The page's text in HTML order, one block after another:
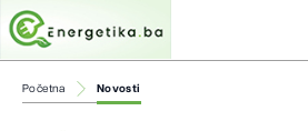
Početna Novosti